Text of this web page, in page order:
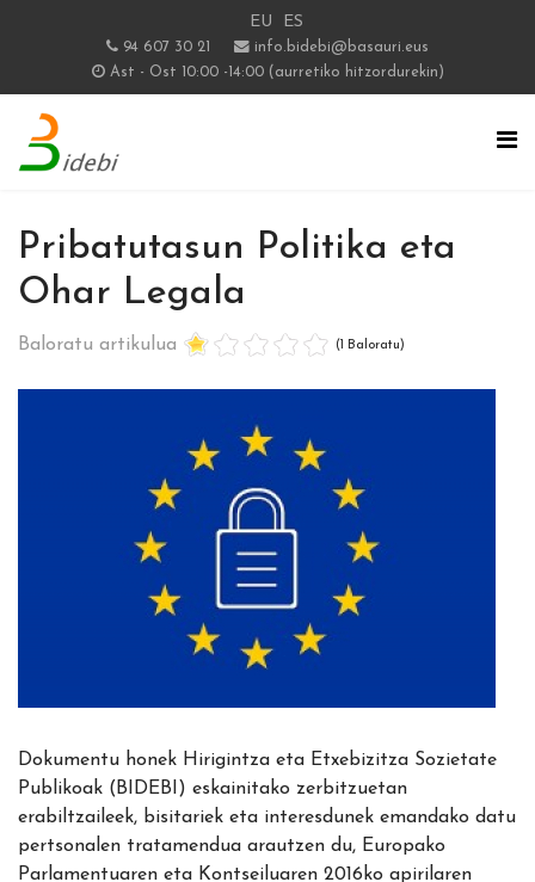
EU ES
94 607 30 21
info.bidebi@basauri.eus
Ast - Ost 10:00 -14:00 (aurretiko hitzordurekin)
Pribatutasun Politika eta
Ohar Legala
Baloratu artikulua (1 Baloratu)
Dokumentu honek Hirigintza eta Etxebizitza Sozietate
Publikoak (BIDEBI) eskainitako zerbitzuetan
erabiltzaileek, bisitariek eta interesdunek emandako datu
pertsonalen tratamendua arautzen du, Europako
Parlamentuaren eta Kontseiluaren 2016ko apirilaren